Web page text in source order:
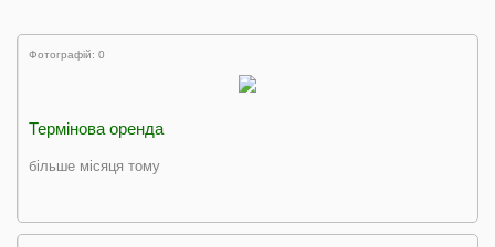
Фотографій: 0
Термінова оренда
більше місяця тому